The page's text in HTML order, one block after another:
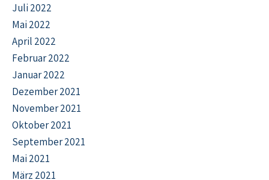
Juli 2022
Mai 2022
April 2022
Februar 2022
Januar 2022
Dezember 2021
November 2021
Oktober 2021
September 2021
Mai 2021
März 2021